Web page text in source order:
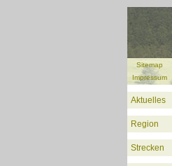
Sitemap
Impressum
Aktuelles
Region
Strecken